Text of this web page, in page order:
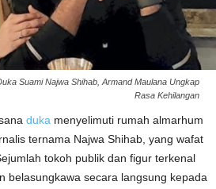
Suami Najwa Shihab, Armand Maulana Ungkap
Rasa Kehilangan
duka menyelimuti rumah almarhum
ternama Najwa Shihab, yang wafat
tokoh publik dan figur terkenal
belasungkawa secara langsung kepada